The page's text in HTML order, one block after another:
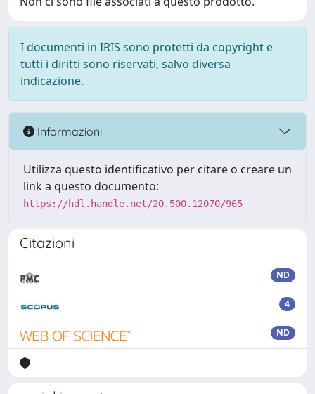
I documenti in IRIS sono protetti da copyright e
tutti i diritti sono riservati, salvo diversa
indicazione.
Informazioni
Utilizza questo identificativo per citare o creare un
link a questo documento:
https://hdl.handle.net/20.500.12070/965
Citazioni
ND
4
ND